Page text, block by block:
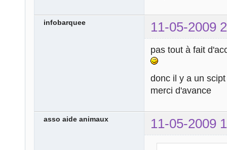
infobarquee 11-05-2009
pas tout à fait
donc il y a un
merci d'avance
asso aide animaux 11-05-2009